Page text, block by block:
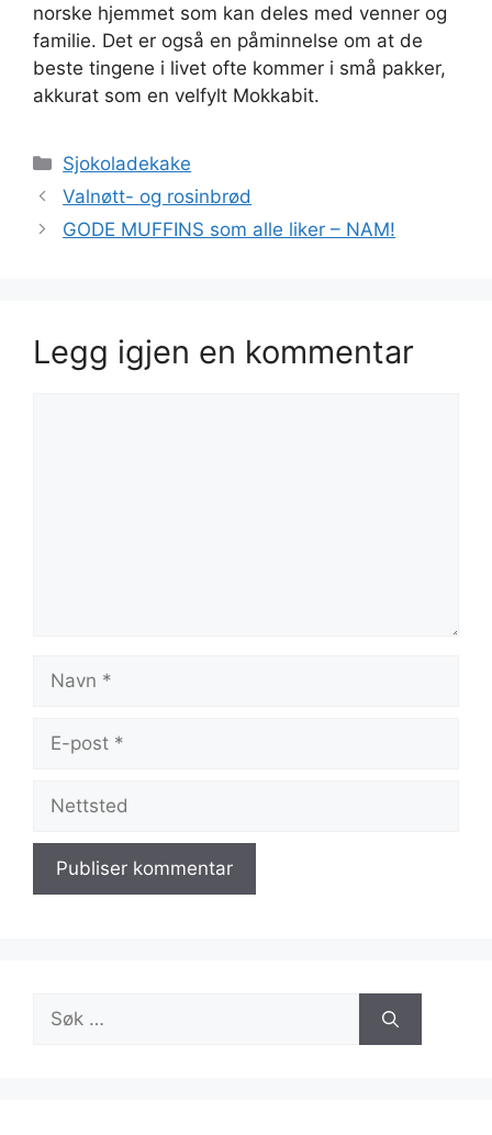
norske hjemmet som kan deles med venner og
familie. Det er også en påminnelse om at de
beste tingene i livet ofte kommer i små pakker,
akkurat som en velfylt Mokkabit.
Kategorier
Sjokoladekake
Valnøtt- og rosinbrød
GODE MUFFINS som alle liker – NAM!
Legg igjen en kommentar
Navn
Nettsted
Søk
etter: